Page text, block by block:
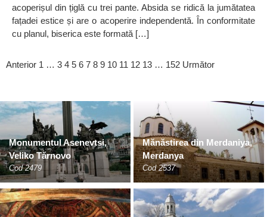
acoperișul din țiglă cu trei pante. Absida se ridică la jumătatea
fațadei estice și are o acoperire independentă. În conformitate
cu planul, biserica este formată […]
Anterior 1 … 3 4 5 6 7 8 9 10 11 12 13 … 152 Următor
Monumentul Asenevtsi,
Veliko Tărnovo
Cod 2479
Mănăstirea din Merdaniya,
Merdanya
Cod 2537